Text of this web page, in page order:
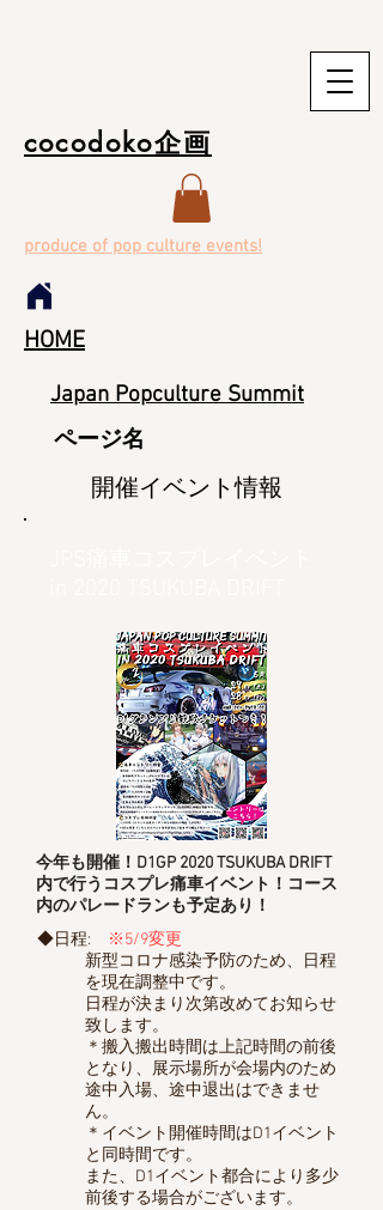
cocodoko企画
produce of pop culture events!
HOME
Japan Popculture Summit
ページ名
​開催イベント情報
今年も開催！D1GP 2020 TSUKUBA DRIFT
内で行うコスプレ痛車イベント！ ​コース
内のパレードランも予定あり！
◆日程:
※5/9変更
新型コロナ感染予防のため、日程
を現在調整中です。
日程が決まり次第改めてお知らせ
致します。
＊搬入搬出時間は上記時間の前後
となり、展示場所が会場内のため
途中入場、途中退出はできませ
ん。
＊イベント開催時間はD1イベント
と同時間です。
また、D1イベント都合により多少
前後する場合がございます。